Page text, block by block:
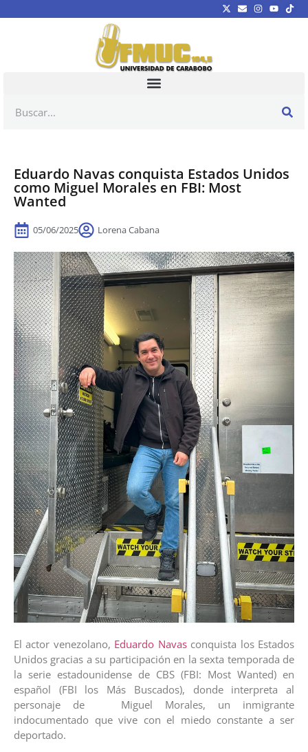
Eduardo Navas conquista Estados Unidos
como Miguel Morales en FBI: Most
Wanted
05/06/2025 Lorena Cabana
El actor venezolano, Eduardo Navasconquista los Estados
Unidos gracias a su participación en la sexta temporada de
la serie estadounidense de CBS (FBI: Most Wanted) en
español (FBI los Más Buscados), donde interpreta al
personaje de Miguel Morales, un inmigrante
indocumentado que vive con el miedo constante a ser
deportado.